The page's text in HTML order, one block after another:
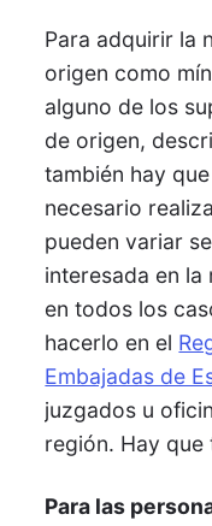
Para adquirir la
origen como
alguno de los
de origen,
también hay
necesario
pueden variar
interesada en la
en todos los
hacerlo en el
Embajadas de
juzgados u
región. Hay que
Para las